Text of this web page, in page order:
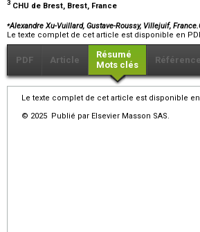
3 CHU de Brest, Brest, France
⁎Alexandre Xu-Vuillard, Gustave-Roussy, Villejuif,
Le texte complet de cet article est disponible en
PDF Article
Résumé
Mots clés
Le texte complet de cet article est disponible en
© 2025 Publié par Elsevier Masson SAS.